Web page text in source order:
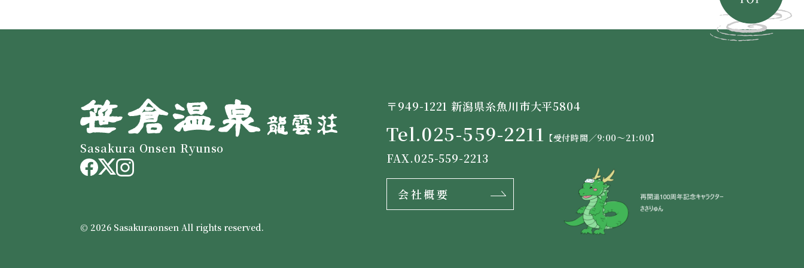
Sasakura Onsen Ryunso
© 2026 Sasakuraonsen All rights reserved.
〒949-1221 新潟県糸魚川市大平5804
Tel.025-559-2211 【受付時間／9:00〜21:00】
FAX.025-559-2213
会社概要